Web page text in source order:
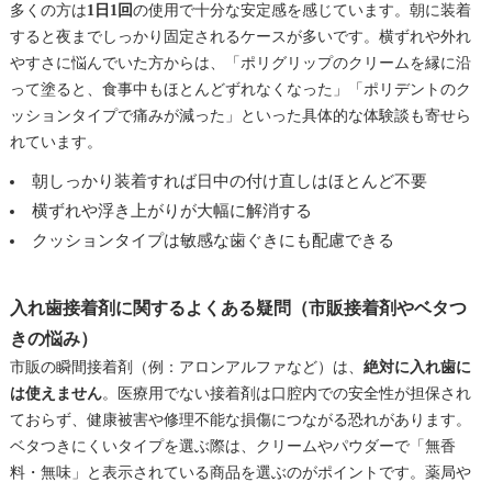
多くの方は1日1回の使用で十分な安定感を感じています。朝に装着
すると夜までしっかり固定されるケースが多いです。横ずれや外れ
やすさに悩んでいた方からは、「ポリグリップのクリームを縁に沿
って塗ると、食事中もほとんどずれなくなった」「ポリデントのク
ッションタイプで痛みが減った」といった具体的な体験談も寄せら
れています。
朝しっかり装着すれば日中の付け直しはほとんど不要
横ずれや浮き上がりが大幅に解消する
クッションタイプは敏感な歯ぐきにも配慮できる
入れ歯接着剤に関するよくある疑問（市販接着剤やベタつ
きの悩み）
市販の瞬間接着剤（例：アロンアルファなど）は、 絶対に入れ歯に
は使えません。医療用でない接着剤は口腔内での安全性が担保され
ておらず、健康被害や修理不能な損傷につながる恐れがあります。
ベタつきにくいタイプを選ぶ際は、クリームやパウダーで「無香
料・無味」と表示されている商品を選ぶのがポイントです。薬局や